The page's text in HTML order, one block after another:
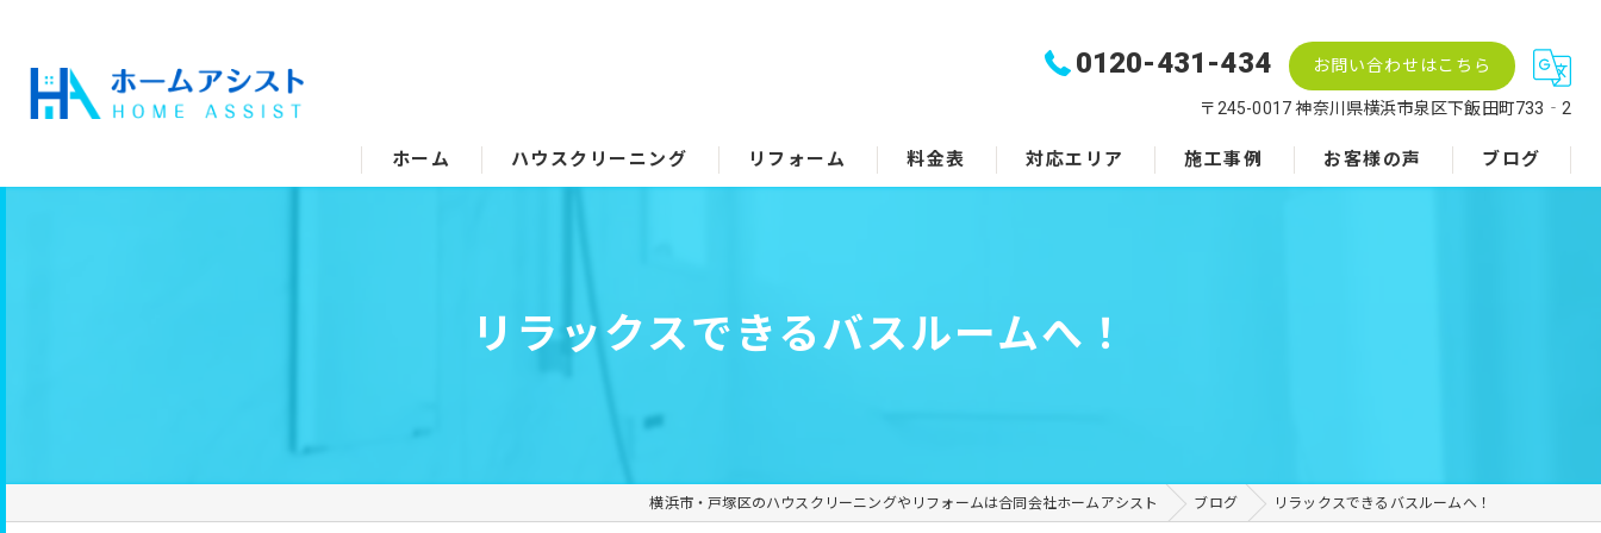
0120-431-434 お問い合わせはこちら
〒245-0017 神奈川県横浜市泉区下飯田町733‐2
ホーム ハウスクリーニング
エアコンクリーニング
洗面所
リフォーム
浴室リフォーム
その他のリフォーム
料金表 対応エリア 施工事例 お客様の声 ブログ
リラックスできるバスルームへ！
横浜市・戸塚区のハウスクリーニングやリフォームは合同会社ホームアシスト ブログ リラックスできるバスルームへ！